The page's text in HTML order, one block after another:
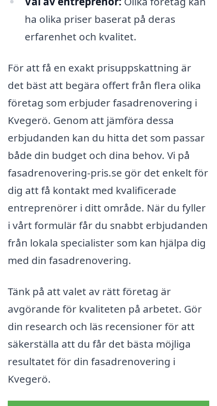
ha olika priser baserat på deras
erfarenhet och kvalitet.
För att få en exakt prisuppskattning är
det bäst att begära offert från flera olika
företag som erbjuder fasadrenovering i
Kvegerö. Genom att jämföra dessa
erbjudanden kan du hitta det som passar
både din budget och dina behov. Vi på
fasadrenovering-pris.se gör det enkelt för
dig att få kontakt med kvalificerade
entreprenörer i ditt område. När du fyller
i vårt formulär får du snabbt erbjudanden
från lokala specialister som kan hjälpa dig
med din fasadrenovering.
Tänk på att valet av rätt företag är
avgörande för kvaliteten på arbetet. Gör
din research och läs recensioner för att
säkerställa att du får det bästa möjliga
resultatet för din fasadrenovering i
Kvegerö.